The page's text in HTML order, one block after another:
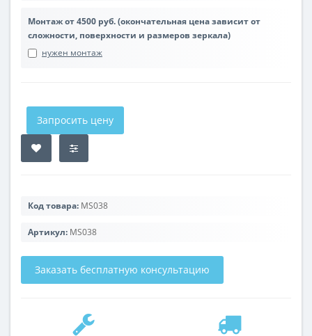
Монтаж от 4500 руб. (окончательная цена зависит от
сложности, поверхности и размеров зеркала)
нужен монтаж
Запросить цену
Код товара: MS038
Артикул: MS038
Заказать бесплатную консультацию